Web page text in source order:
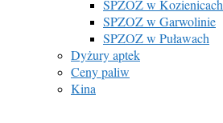
SPZOZ w Kozienicach
SPZOZ w Garwolinie
SPZOZ w Puławach
Dyżury aptek
Ceny paliw
Kina